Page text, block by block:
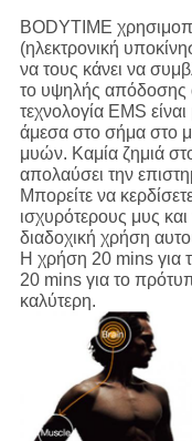
BODYTIME
(ηλεκτρονική
να τους κάνει να
το υψηλής απόδοσης
τεχνολογία EMS
άμεσα στο σήμα στο
μυών. Καμία ζημιά
απολαύσει την
Μπορείτε να
ισχυρότερους μυς
διαδοχική χρήση
Η χρήση 20 mins για
20 mins για το
καλύτερη.